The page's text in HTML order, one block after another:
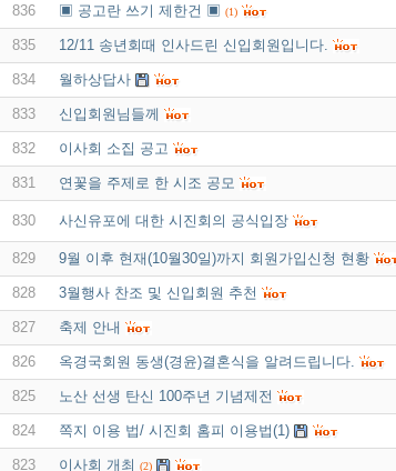
836 ▣ 공고란 쓰기 제한건 ▣ (1)
835 12/11 송년회때 인사드린 신입회원입니다.
834 월하상답사
833 신입회원님들께
832 이사회 소집 공고
831 연꽃을 주제로 한 시조 공모
830 사신유포에 대한 시진회의 공식입장
829 9월 이후 현재(10월30일)까지 회원가입신청 현황
828 3월행사 찬조 및 신입회원 추천
827 축제 안내
826 옥경국회원 동생(경윤)결혼식을 알려드립니다.
825 노산 선생 탄신 100주년 기념제전
824 쪽지 이용 법/ 시진회 홈피 이용법(1)
823 이사회 개최 (2)